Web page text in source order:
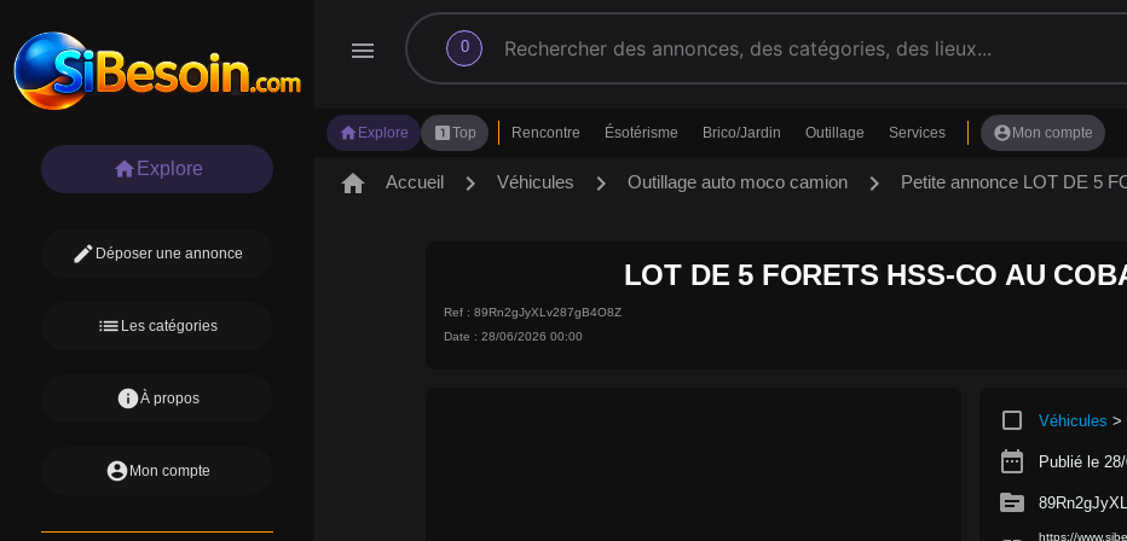
menu 0
search
home Explore looks_oneTop Rencontre Ésotérisme Brico/Jardin Outillage Services account_circle Mon compte
home Explore
edit Déposer une annonce
list Les catégories
infoÀ propos
account_circle Mon compte
home Accueil chevron_right Véhicules chevron_right Outillage auto moco camion chevron_right Petite annonce LOT DE 5
LOT DE 5 FORETS HSS-CO AU
Ref : 89Rn2gJyXLv287gB4O8Z
Date : 28/06/2026 00:00
crop_square Véhicules >
date_range Publié le
source
https://